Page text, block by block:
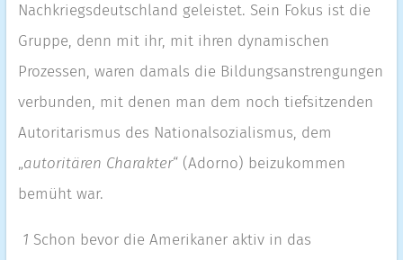
Nachkriegsdeutschland geleistet. Sein Fokus ist die
Gruppe, denn mit ihr, mit ihren dynamischen
Prozessen, waren damals die Bildungsanstrengungen
verbunden, mit denen man dem noch tiefsitzenden
Autoritarismus des Nationalsozialismus, dem
„autoritären Charakter“ (Adorno) beizukommen
bemüht war.
1 Schon bevor die Amerikaner aktiv in das